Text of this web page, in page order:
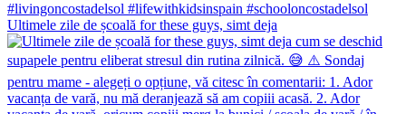
Ultimele zile de școală for these guys, simt deja